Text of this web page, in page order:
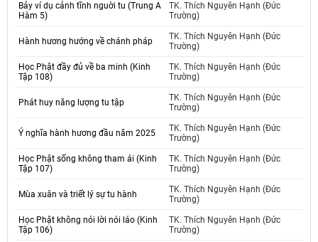
Bảy ví dụ cảnh tĩnh nguời tu (Trung A
Hàm 5)
TK. Thích Nguyên Hạnh (Đức
Trường)
Hành hương hướng về chánh pháp
TK. Thích Nguyên Hạnh (Đức
Trường)
Học Phật đầy đủ về ba minh (Kinh
Tập 108)
TK. Thích Nguyên Hạnh (Đức
Trường)
Phát huy năng lượng tu tập
TK. Thích Nguyên Hạnh (Đức
Trường)
Ý nghĩa hành hương đầu năm 2025
TK. Thích Nguyên Hạnh (Đức
Trường)
Học Phật sống không tham ái (Kinh
Tập 107)
TK. Thích Nguyên Hạnh (Đức
Trường)
Mùa xuân và triết lý sự tu hành
TK. Thích Nguyên Hạnh (Đức
Trường)
Học Phật không nói lời nói láo (Kinh
Tập 106)
TK. Thích Nguyên Hạnh (Đức
Trường)